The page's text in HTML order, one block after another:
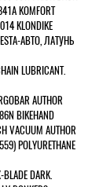
KOMFORT
KLONDIKE
АВТО, ЛАТУНЬ
LUBRICANT.
AUTHOR
BIKEHAND
AUTHOR
POLYURETHANE
DARK.